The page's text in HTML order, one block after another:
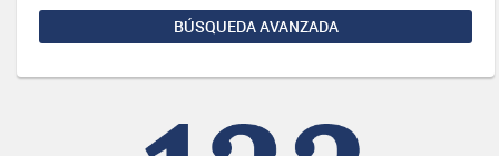
BÚSQUEDA AVANZADA